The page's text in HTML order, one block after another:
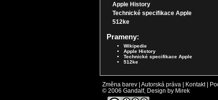
Apple History
Technické specifikace Apple
512ke
Prameny:
Wikipedie
Apple History
Technické specifikace Apple
512ke
Změna barev Autorská práva Kontakt|
© 2006 Gandalf, Design by Mirek